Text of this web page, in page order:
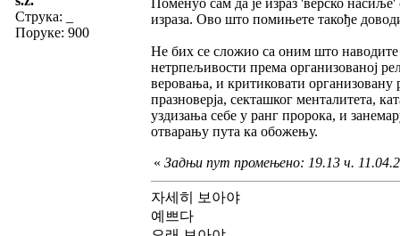
Струка:
Поруке: 900
израза. Ово што помињете такође
Не бих се сложио са оним што наводите
нетрпељивости према организованој
веровања, и критиковати организовану
празноверја, секташког менталитета,
уздизања себе у ранг пророка, и
отварању пута ка обожењу.
« Задњи пут промењено: 19.13 ч.
자세히 보아야
예쁘다